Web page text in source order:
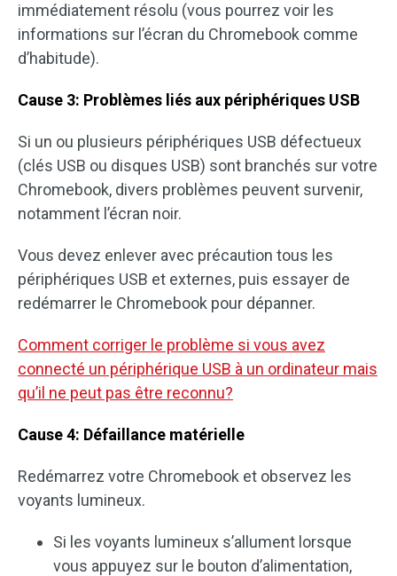
immédiatement résolu (vous pourrez voir les
informations sur l’écran du Chromebook comme
d’habitude).
Cause 3: Problèmes liés aux périphériques USB
Si un ou plusieurs périphériques USB défectueux
(clés USB ou disques USB) sont branchés sur votre
Chromebook, divers problèmes peuvent survenir,
notamment l’écran noir.
Vous devez enlever avec précaution tous les
périphériques USB et externes, puis essayer de
redémarrer le Chromebook pour dépanner.
Comment corriger le problème si vous avez
connecté un périphérique USB à un ordinateur mais
qu’il ne peut pas être reconnu?
Cause 4: Défaillance matérielle
Redémarrez votre Chromebook et observez les
voyants lumineux.
Si les voyants lumineux s’allument lorsque
vous appuyez sur le bouton d’alimentation,